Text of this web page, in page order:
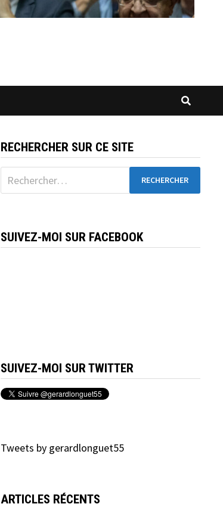
RECHERCHER SUR CE SITE
Rechercher :
SUIVEZ-MOI SUR FACEBOOK
SUIVEZ-MOI SUR TWITTER
Tweets by gerardlonguet55
ARTICLES RÉCENTS